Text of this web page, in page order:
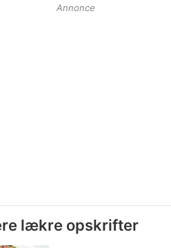
Annonce
lækre opskrifter